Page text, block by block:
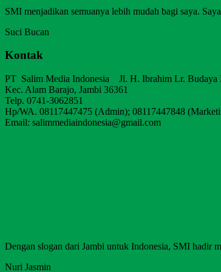
SMI menjadikan semuanya lebih mudah bagi saya.
Suci Bucan
Kontak
PT Salim Media Indonesia Jl. H. Ibrahim Lr. Budaya
Kec. Alam Barajo, Jambi 36361
Telp. 0741-3062851
Hp/WA. 08117447475 (Admin); 08117447848
Email: salimmediaindonesia@gmail.com
Dengan slogan dari Jambi untuk Indonesia, SMI hadir
Nuri Jasmin